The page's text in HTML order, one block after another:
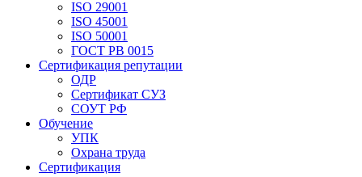
ISO 29001
ISO 45001
ISO 50001
ГОСТ РВ 0015
Сертификация репутации
ОДР
Сертификат СУЗ
СОУТ РФ
Обучение
УПК
Охрана труда
Сертификация